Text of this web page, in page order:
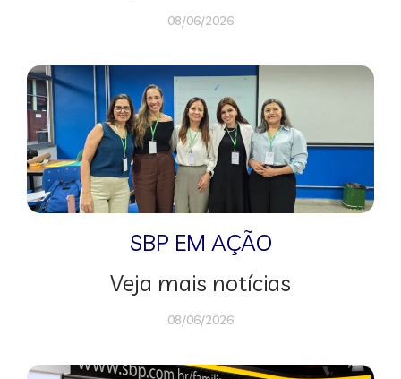
08/06/2026
SBP EM AÇÃO
Veja mais notícias
08/06/2026